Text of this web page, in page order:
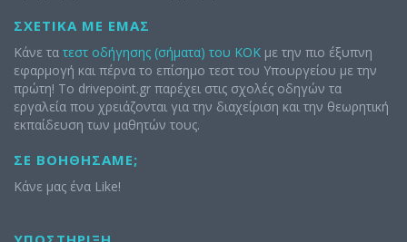
ΣΧΕΤΙΚΆ ΜΕ ΕΜΆΣ
Κάνε τα τεστ οδήγησης (σήματα) του ΚΟΚ με την πιο έξυπνη
εφαρμογή και πέρνα το επίσημο τεστ του Υπουργείου με την
πρώτη! Το drivepoint.gr παρέχει στις σχολές οδηγών τα
εργαλεία που χρειάζονται για την διαχείριση και την θεωρητική
εκπαίδευση των μαθητών τους.
ΣΕ ΒΟΗΘΉΣΑΜΕ;
Κάνε μας ένα Like!